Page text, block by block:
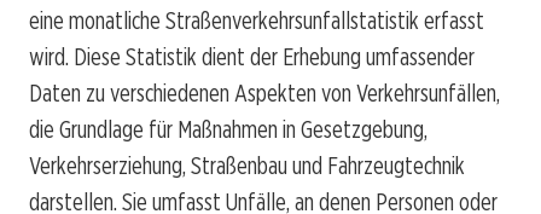
eine monatliche Straßenverkehrsunfallstatistik erfasst
wird. Diese Statistik dient der Erhebung umfassender
Daten zu verschiedenen Aspekten von Verkehrsunfällen,
die Grundlage für Maßnahmen in Gesetzgebung,
Verkehrserziehung, Straßenbau und Fahrzeugtechnik
darstellen. Sie umfasst Unfälle, an denen Personen oder